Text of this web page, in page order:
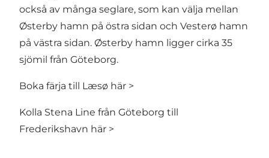
också av många seglare, som kan välja mellan
Østerby hamn på östra sidan och Vesterø hamn
på västra sidan. Østerby hamn ligger cirka 35
sjömil från Göteborg.
Boka färja till Læsø här >
Kolla Stena Line från Göteborg till
Frederikshavn här >